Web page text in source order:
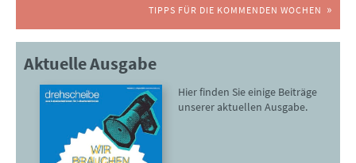
TIPPS FÜR DIE KOMMENDEN WOCHEN
Aktuelle Ausgabe
Hier finden Sie einige Beiträge
unserer aktuellen Ausgabe.